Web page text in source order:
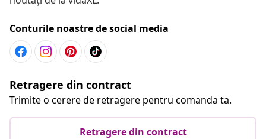
Conturile noastre de social media
Retragere din contract
Trimite o cerere de retragere pentru comanda ta.
Retragere din contract